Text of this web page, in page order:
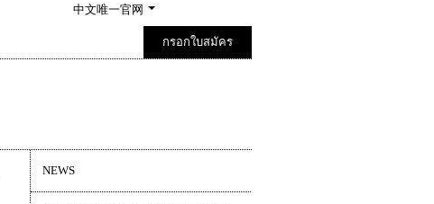
中文唯一官网
กรอกใบสมัคร
NEWS